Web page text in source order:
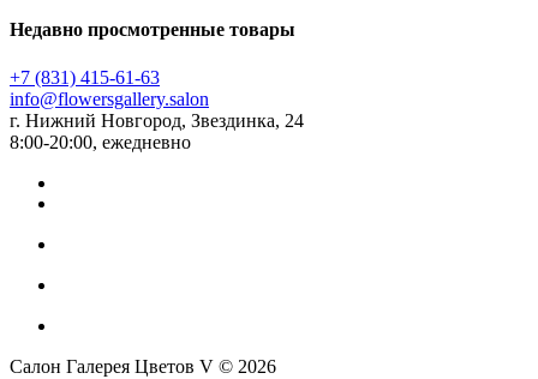
Недавно просмотренные товары
+7 (831) 415-61-63
info@flowersgallery.salon
г. Нижний Новгород, Звездинка, 24
8:00-20:00, ежедневно
Салон Галерея Цветов V © 2026